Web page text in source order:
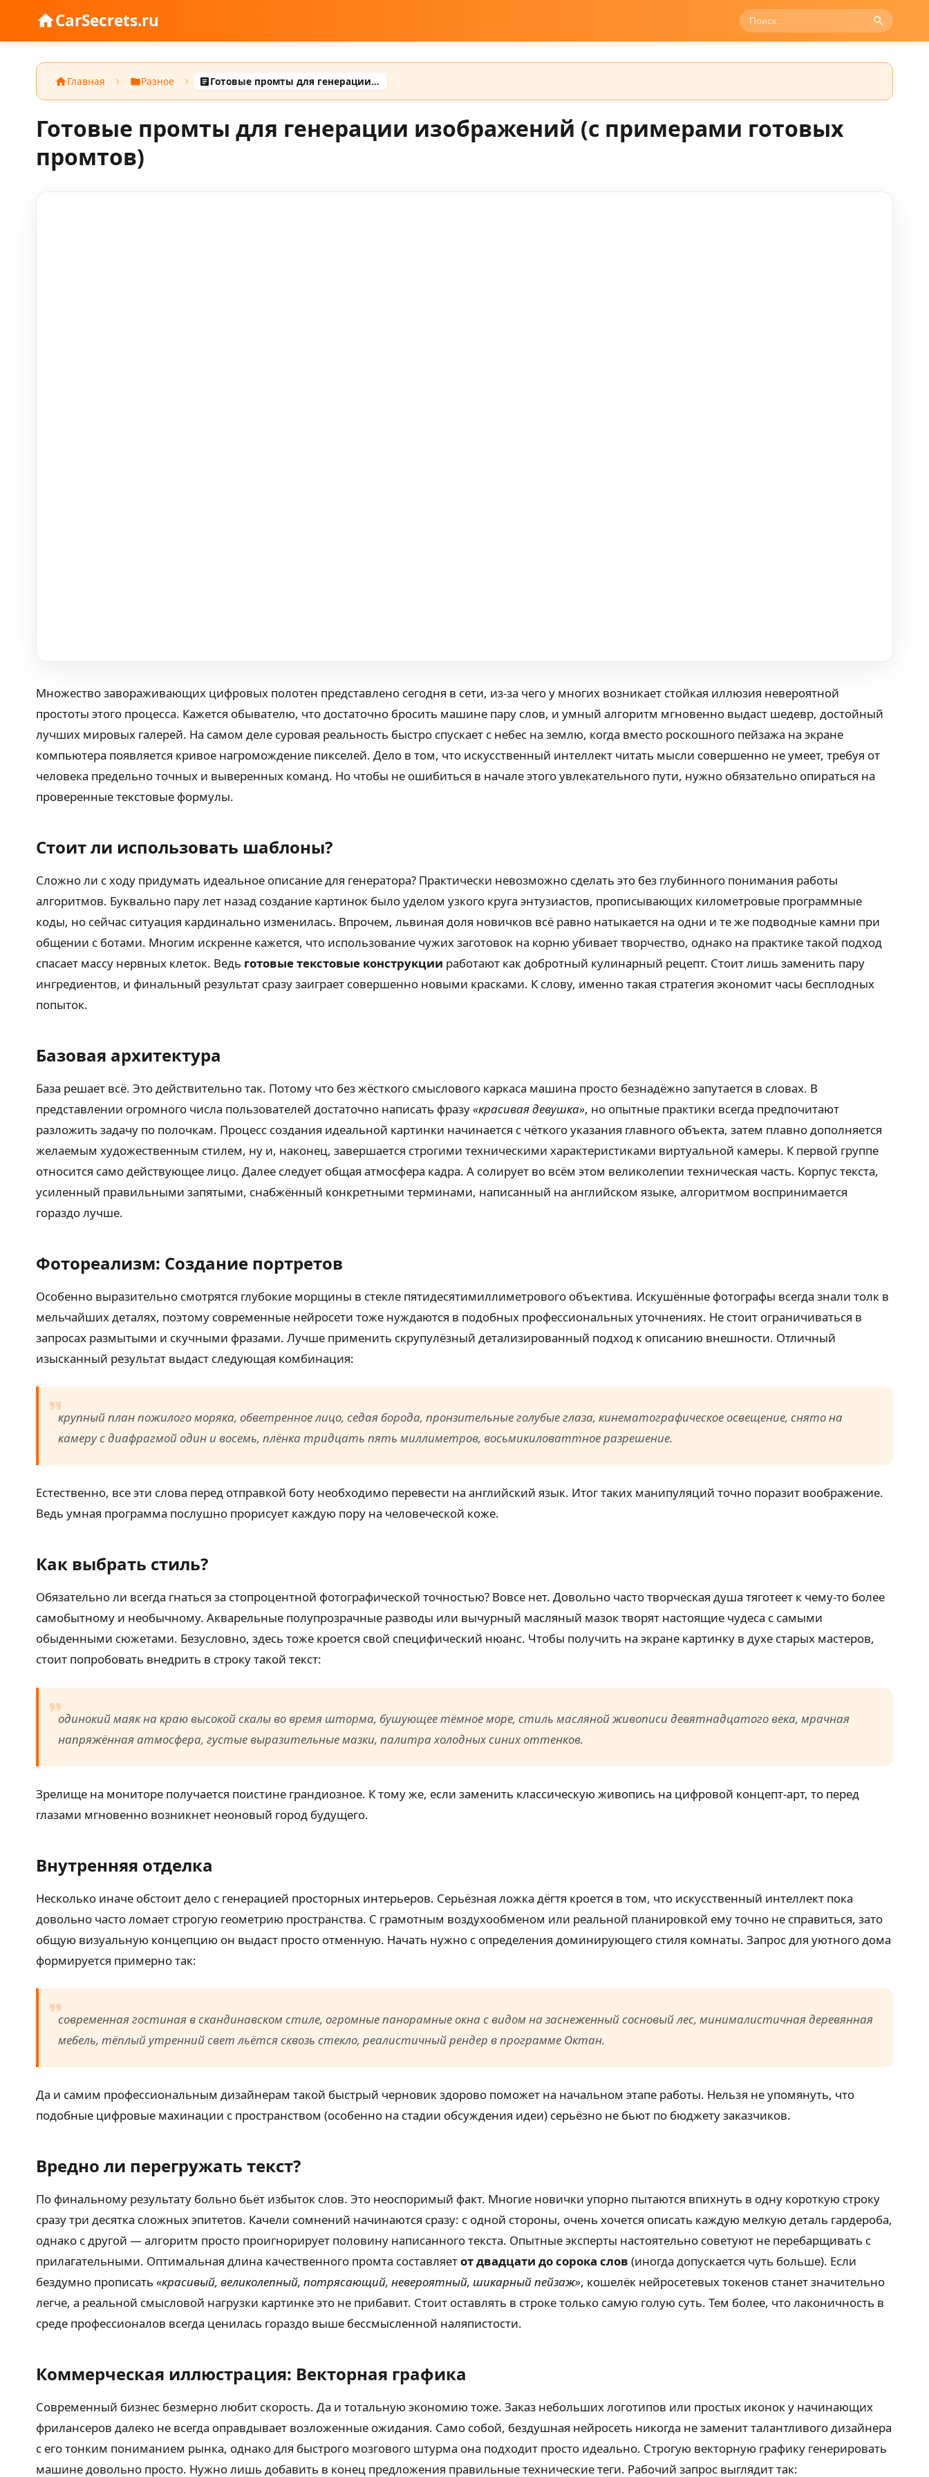
CarSecrets.ru
Главная Разное Готовые промты для генерации изображений (с примерами готовых промтов)
Готовые промты для генерации изображений (с примерами готовых
промтов)
Множество завораживающих цифровых полотен представлено сегодня в сети, из-за чего у многих возникает стойкая иллюзия невероятной
простоты этого процесса. Кажется обывателю, что достаточно бросить машине пару слов, и умный алгоритм мгновенно выдаст шедевр, достойный
лучших мировых галерей. На самом деле суровая реальность быстро спускает с небес на землю, когда вместо роскошного пейзажа на экране
компьютера появляется кривое нагромождение пикселей. Дело в том, что искусственный интеллект читать мысли совершенно не умеет, требуя от
человека предельно точных и выверенных команд. Но чтобы не ошибиться в начале этого увлекательного пути, нужно обязательно опираться на
проверенные текстовые формулы.
Стоит ли использовать шаблоны?
Сложно ли с ходу придумать идеальное описание для генератора? Практически невозможно сделать это без глубинного понимания работы
алгоритмов. Буквально пару лет назад создание картинок было уделом узкого круга энтузиастов, прописывающих километровые программные
коды, но сейчас ситуация кардинально изменилась. Впрочем, львиная доля новичков всё равно натыкается на одни и те же подводные камни при
общении с ботами. Многим искренне кажется, что использование чужих заготовок на корню убивает творчество, однако на практике такой подход
спасает массу нервных клеток. Ведь готовые текстовые конструкции работают как добротный кулинарный рецепт. Стоит лишь заменить пару
ингредиентов, и финальный результат сразу заиграет совершенно новыми красками. К слову, именно такая стратегия экономит часы бесплодных
попыток.
Базовая архитектура
База решает всё. Это действительно так. Потому что без жёсткого смыслового каркаса машина просто безнадёжно запутается в словах. В
представлении огромного числа пользователей достаточно написать фразу«красивая девушка», но опытные практики всегда предпочитают
разложить задачу по полочкам. Процесс создания идеальной картинки начинается с чёткого указания главного объекта, затем плавно дополняется
желаемым художественным стилем, ну и, наконец, завершается строгими техническими характеристиками виртуальной камеры. К первой группе
относится само действующее лицо. Далее следует общая атмосфера кадра. А солирует во всём этом великолепии техническая часть. Корпус текста,
усиленный правильными запятыми, снабжённый конкретными терминами, написанный на английском языке, алгоритмом воспринимается
гораздо лучше.
Фотореализм: Создание портретов
Особенно выразительно смотрятся глубокие морщины в стекле пятидесятимиллиметрового объектива. Искушённые фотографы всегда знали толк в
мельчайших деталях, поэтому современные нейросети тоже нуждаются в подобных профессиональных уточнениях. Не стоит ограничиваться в
запросах размытыми и скучными фразами. Лучше применить скрупулёзный детализированный подход к описанию внешности. Отличный
изысканный результат выдаст следующая комбинация:
крупный план пожилого моряка, обветренное лицо, седая борода, пронзительные голубые глаза, кинематографическое освещение, снято на
камеру с диафрагмой один и восемь, плёнка тридцать пять миллиметров, восьмикиловаттное разрешение.
Естественно, все эти слова перед отправкой боту необходимо перевести на английский язык. Итог таких манипуляций точно поразит воображение.
Ведь умная программа послушно прорисует каждую пору на человеческой коже.
Как выбрать стиль?
Обязательно ли всегда гнаться за стопроцентной фотографической точностью? Вовсе нет. Довольно часто творческая душа тяготеет к чему-то более
самобытному и необычному. Акварельные полупрозрачные разводы или вычурный масляный мазок творят настоящие чудеса с самыми
обыденными сюжетами. Безусловно, здесь тоже кроется свой специфический нюанс. Чтобы получить на экране картинку в духе старых мастеров,
стоит попробовать внедрить в строку такой текст:
одинокий маяк на краю высокой скалы во время шторма, бушующее тёмное море, стиль масляной живописи девятнадцатого века, мрачная
напряжённая атмосфера, густые выразительные мазки, палитра холодных синих оттенков.
Зрелище на мониторе получается поистине грандиозное. К тому же, если заменить классическую живопись на цифровой концепт-арт, то перед
глазами мгновенно возникнет неоновый город будущего.
Внутренняя отделка
Несколько иначе обстоит дело с генерацией просторных интерьеров. Серьёзная ложка дёгтя кроется в том, что искусственный интеллект пока
довольно часто ломает строгую геометрию пространства. С грамотным воздухообменом или реальной планировкой ему точно не справиться, зато
общую визуальную концепцию он выдаст просто отменную. Начать нужно с определения доминирующего стиля комнаты. Запрос для уютного дома
формируется примерно так:
современная гостиная в скандинавском стиле, огромные панорамные окна с видом на заснеженный сосновый лес, минималистичная деревянная
мебель, тёплый утренний свет льётся сквозь стекло, реалистичный рендер в программе Октан.
Да и самим профессиональным дизайнерам такой быстрый черновик здорово поможет на начальном этапе работы. Нельзя не упомянуть, что
подобные цифровые махинации с пространством (особенно на стадии обсуждения идеи) серьёзно не бьют по бюджету заказчиков.
Вредно ли перегружать текст?
По финальному результату больно бьёт избыток слов. Это неоспоримый факт. Многие новички упорно пытаются впихнуть в одну короткую строку
сразу три десятка сложных эпитетов. Качели сомнений начинаются сразу: с одной стороны, очень хочется описать каждую мелкую деталь гардероба,
однако с другой — алгоритм просто проигнорирует половину написанного текста. Опытные эксперты настоятельно советуют не перебарщивать с
прилагательными. Оптимальная длина качественного промта составляетот двадцати до сорока слов (иногда допускается чуть больше). Если
бездумно прописать «красивый, великолепный, потрясающий, невероятный, шикарный пейзаж», кошелёк нейросетевых токенов станет значительно
легче, а реальной смысловой нагрузки картинке это не прибавит. Стоит оставлять в строке только самую голую суть. Тем более, что лаконичность в
среде профессионалов всегда ценилась гораздо выше бессмысленной наляпистости.
Коммерческая иллюстрация: Векторная графика
Современный бизнес безмерно любит скорость. Да и тотальную экономию тоже. Заказ небольших логотипов или простых иконок у начинающих
фрилансеров далеко не всегда оправдывает возложенные ожидания. Само собой, бездушная нейросеть никогда не заменит талантливого дизайнера
с его тонким пониманием рынка, однако для быстрого мозгового штурма она подходит просто идеально. Строгую векторную графику генерировать
машине довольно просто. Нужно лишь добавить в конец предложения правильные технические теги. Рабочий запрос выглядит так: